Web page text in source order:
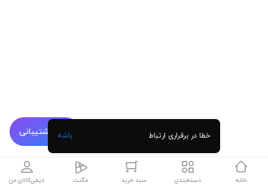
پشتیبانی
خانه دسته‌بندی سبد خرید مگنت دیجی‌کالای من
خطا در برقراری ارتباط باشه